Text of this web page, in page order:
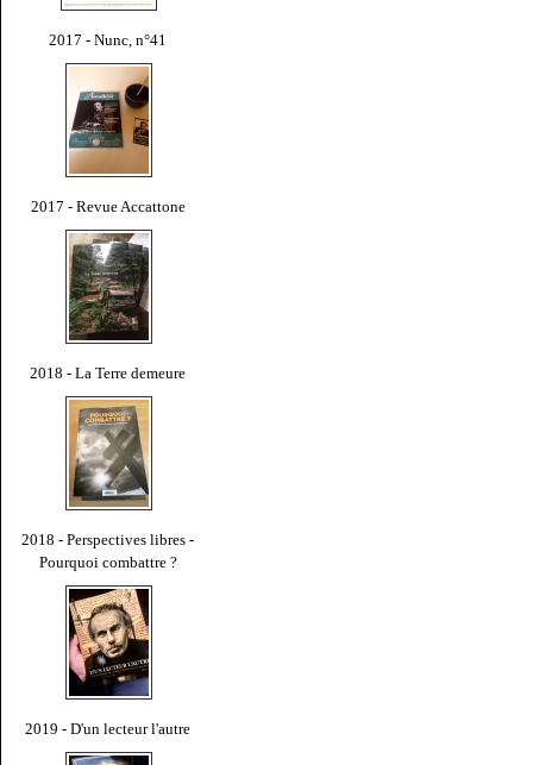
2017 - Nunc, n°41
2017 - Revue Accattone
2018 - La Terre demeure
2018 - Perspectives libres -
Pourquoi combattre ?
2019 - D'un lecteur l'autre